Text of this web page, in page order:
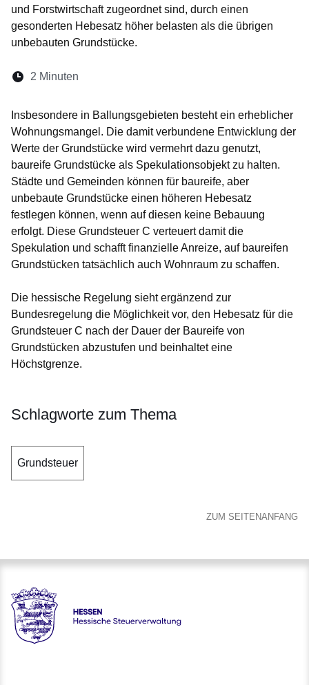
und Forstwirtschaft zugeordnet sind, durch einen
gesonderten Hebesatz höher belasten als die übrigen
unbebauten Grundstücke.
Lesedauer:
2 Minuten
Insbesondere in Ballungsgebieten besteht ein erheblicher
Wohnungsmangel. Die damit verbundene Entwicklung der
Werte der Grundstücke wird vermehrt dazu genutzt,
baureife Grundstücke als Spekulationsobjekt zu halten.
Städte und Gemeinden können für baureife, aber
unbebaute Grundstücke einen höheren Hebesatz
festlegen können, wenn auf diesen keine Bebauung
erfolgt. Diese Grundsteuer C verteuert damit die
Spekulation und schafft finanzielle Anreize, auf baureifen
Grundstücken tatsächlich auch Wohnraum zu schaffen.
Die hessische Regelung sieht ergänzend zur
Bundesregelung die Möglichkeit vor, den Hebesatz für die
Grundsteuer C nach der Dauer der Baureife von
Grundstücken abzustufen und beinhaltet eine
Höchstgrenze.
Schlagworte zum Thema
Grundsteuer
ZUM SEITENANFANG
Hessen - Hessische Steuerverwaltung